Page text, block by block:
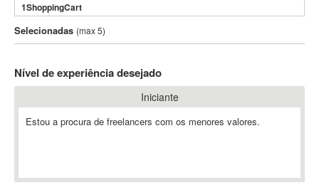
1ShoppingCart
3DS Max
3GSM
802.11
A-GPS
Selecionadas (max 5)
Nível de experiência desejado
Iniciante
Estou a procura de freelancers com os menores valores.